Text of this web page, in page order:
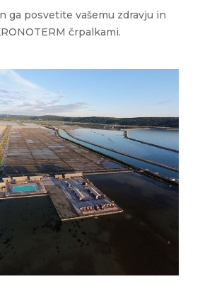
ga posvetite vašemu zdravju in
črpalkami.